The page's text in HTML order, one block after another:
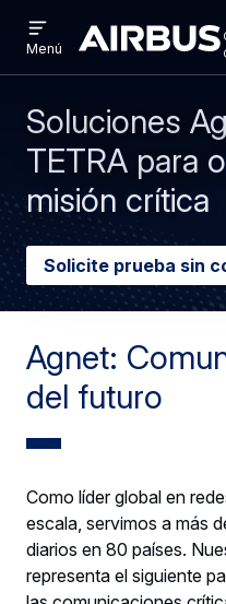
menu
Menú
Soluciones
TETRA para
misión crítica
Solicite prueba sin
Agnet:
del futuro
Como líder global en
escala, servimos a más
diarios en 80 países.
representa el siguiente